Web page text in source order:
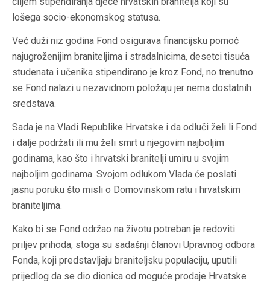
lošega socio-ekonomskog statusa.
Već duži niz godina Fond osigurava financijsku pomoć
najugroženijim braniteljima i stradalnicima, desetci tisuća
studenata i učenika stipendirano je kroz Fond, no trenutno
se Fond nalazi u nezavidnom položaju jer nema dostatnih
sredstava.
Sada je na Vladi Republike Hrvatske i da odluči želi li Fond
i dalje podržati ili mu želi smrt u njegovim najboljim
godinama, kao što i hrvatski branitelji umiru u svojim
najboljim godinama. Svojom odlukom Vlada će poslati
jasnu poruku što misli o Domovinskom ratu i hrvatskim
braniteljima.
Kako bi se Fond održao na životu potreban je redoviti
priljev prihoda, stoga su sadašnji članovi Upravnog odbora
Fonda, koji predstavljaju braniteljsku populaciju, uputili
prijedlog da se dio dionica od moguće prodaje Hrvatske